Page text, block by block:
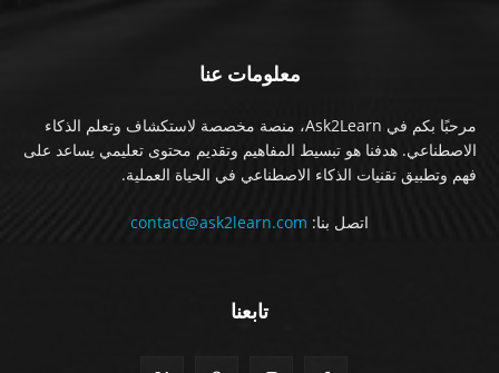
معلومات عنا
مرحبًا بكم في Ask2Learn، منصة مخصصة لاستكشاف وتعلم الذكاء
الاصطناعي. هدفنا هو تبسيط المفاهيم وتقديم محتوى تعليمي يساعد على
فهم وتطبيق تقنيات الذكاء الاصطناعي في الحياة العملية.
اتصل بنا: contact@ask2learn.com
تابعنا